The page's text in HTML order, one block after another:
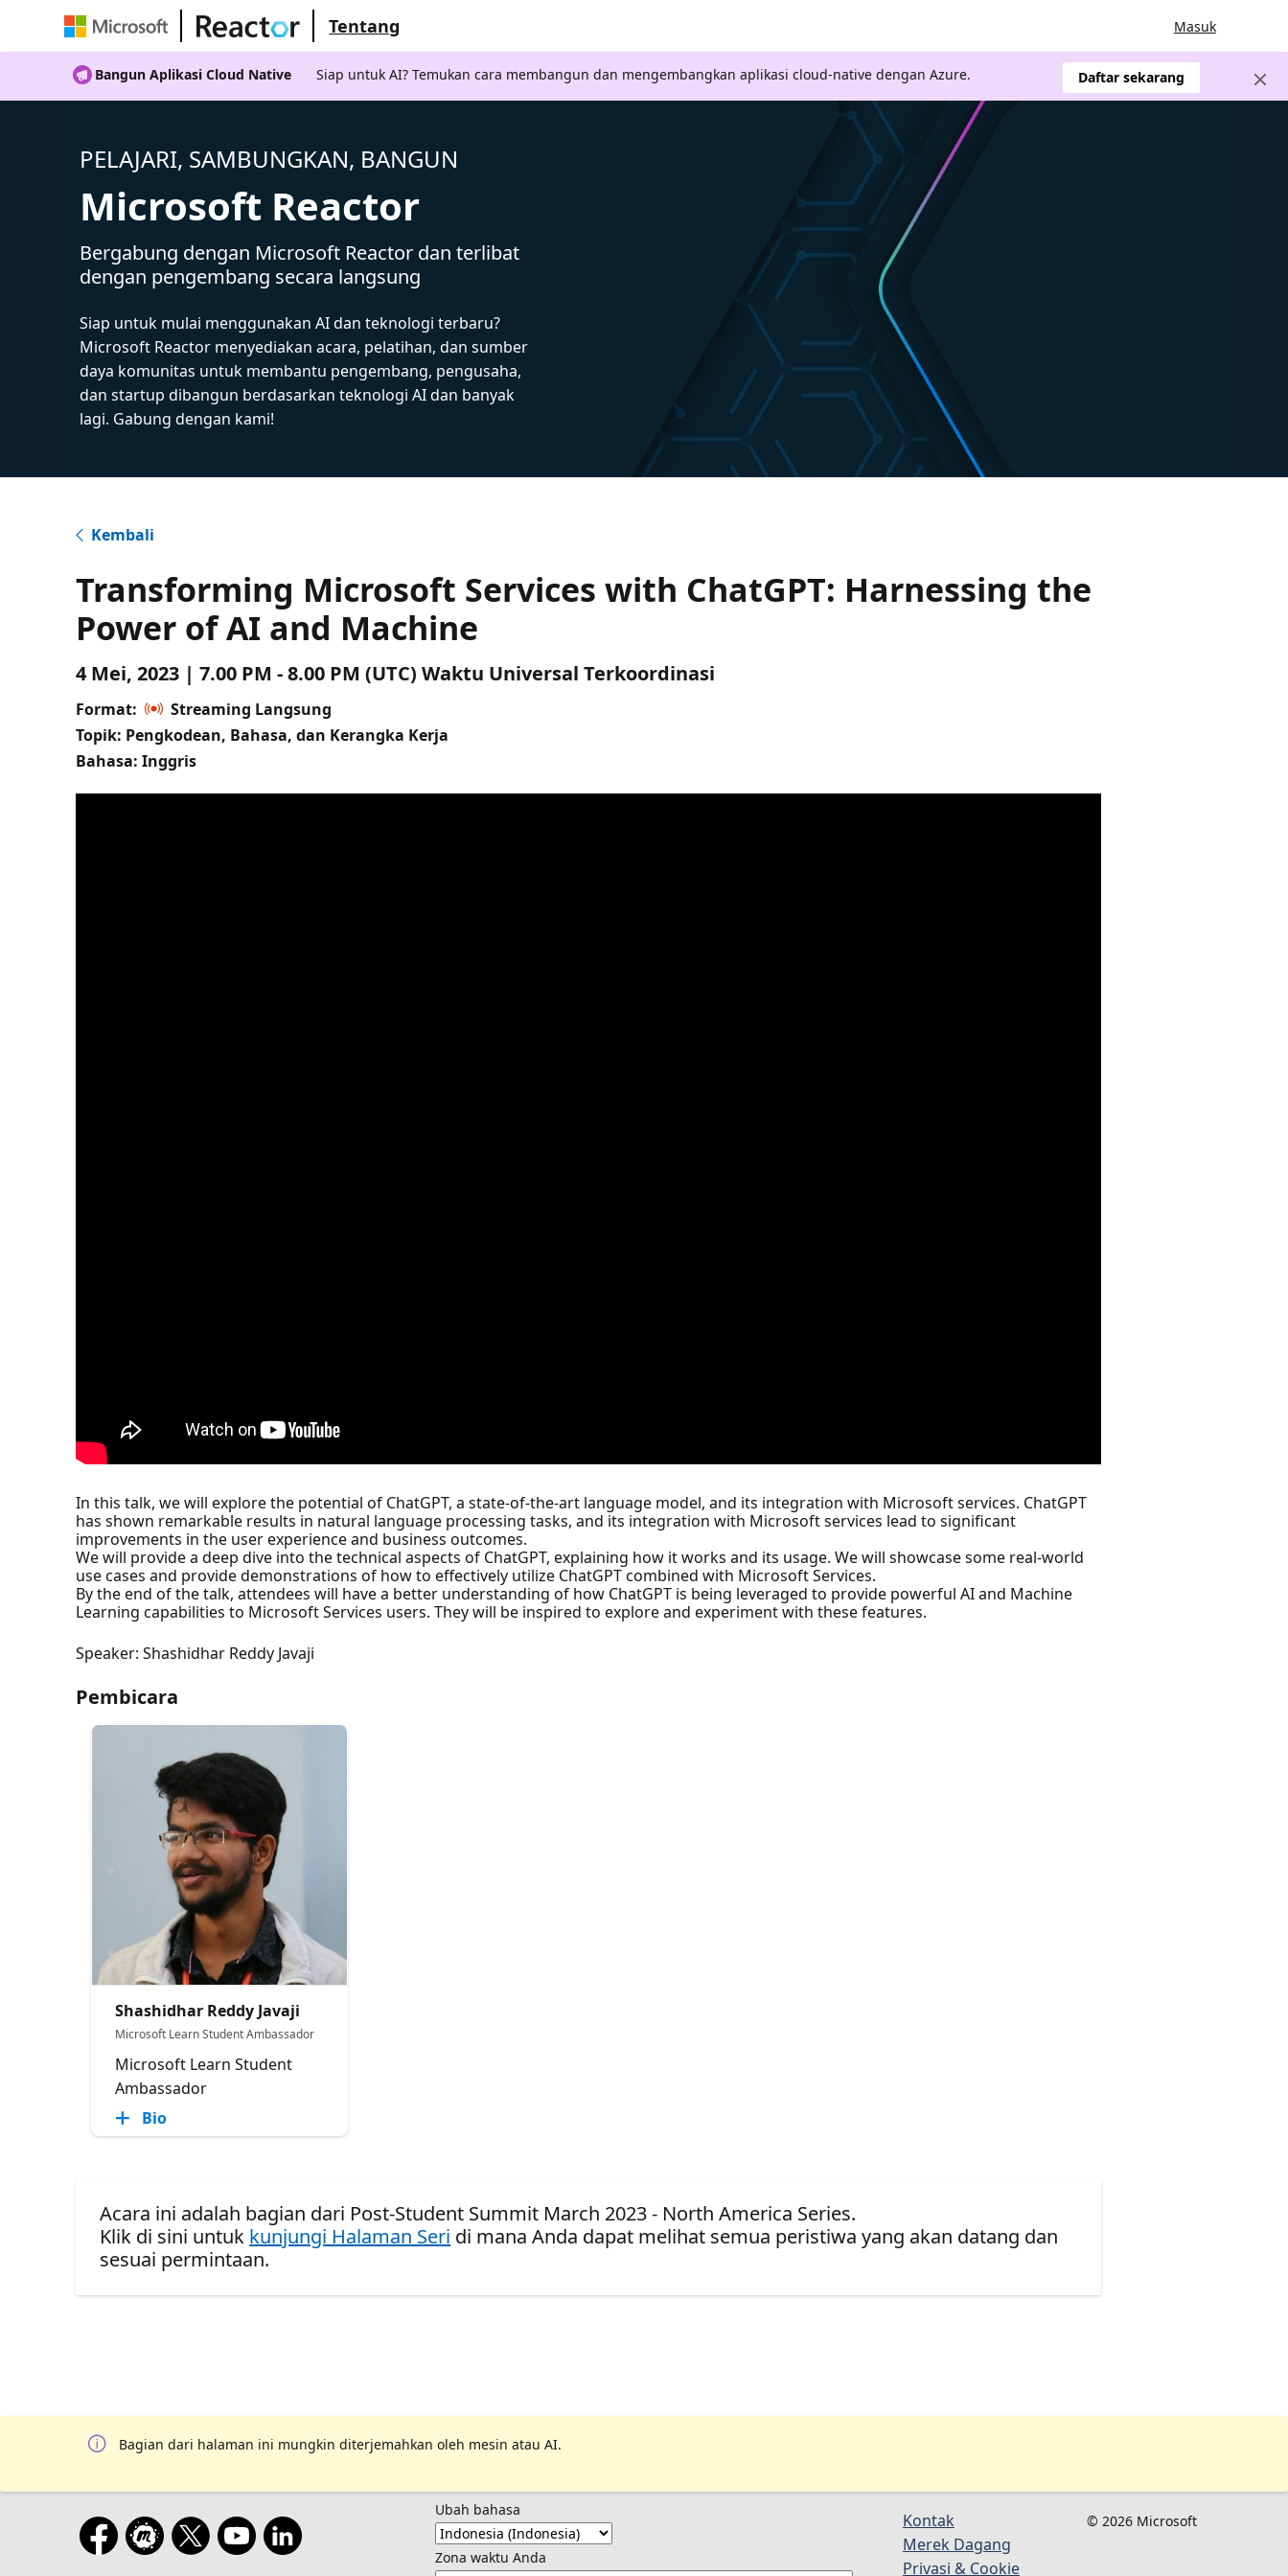
Tentang Masuk
Bangun Aplikasi Cloud Native Siap untuk AI? Temukan cara membangun dan mengembangkan aplikasi cloud-native dengan Azure. Daftar sekarang
PELAJARI, SAMBUNGKAN, BANGUN
Microsoft Reactor
Bergabung dengan Microsoft Reactor dan terlibat
dengan pengembang secara langsung
Siap untuk mulai menggunakan AI dan teknologi terbaru?
Microsoft Reactor menyediakan acara, pelatihan, dan sumber
daya komunitas untuk membantu pengembang, pengusaha,
dan startup dibangun berdasarkan teknologi AI dan banyak
lagi. Gabung dengan kami!
Kembali
Transforming Microsoft Services with ChatGPT: Harnessing the
Power of AI and Machine
4 Mei, 2023 | 7.00 PM - 8.00 PM (UTC) Waktu Universal Terkoordinasi
Format:
Streaming Langsung
Topik: Pengkodean, Bahasa, dan Kerangka Kerja
Bahasa: Inggris
In this talk, we will explore the potential of ChatGPT, a state-of-the-art language model, and its integration with Microsoft services. ChatGPT
has shown remarkable results in natural language processing tasks, and its integration with Microsoft services lead to significant
improvements in the user experience and business outcomes.
We will provide a deep dive into the technical aspects of ChatGPT, explaining how it works and its usage. We will showcase some real-world
use cases and provide demonstrations of how to effectively utilize ChatGPT combined with Microsoft Services.
By the end of the talk, attendees will have a better understanding of how ChatGPT is being leveraged to provide powerful AI and Machine
Learning capabilities to Microsoft Services users. They will be inspired to explore and experiment with these features.
Speaker: Shashidhar Reddy Javaji
Pembicara
Shashidhar Reddy Javaji
Microsoft Learn Student Ambassador
Microsoft Learn Student
Ambassador
Bio
Acara ini adalah bagian dari Post-Student Summit March 2023 - North America Series.
Klik di sini untuk kunjungi Halaman Seri di mana Anda dapat melihat semua peristiwa yang akan datang dan
sesuai permintaan.
Bagian dari halaman ini mungkin diterjemahkan oleh mesin atau AI.
Ubah bahasa
Zona waktu Anda
Kontak
Merek Dagang
Privasi & Cookie
© 2026 Microsoft